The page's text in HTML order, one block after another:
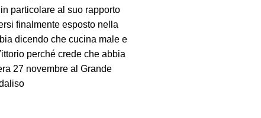
particolare al suo rapporto
finalmente esposto nella
dicendo che cucina male e
perché crede che abbia
27 novembre al Grande